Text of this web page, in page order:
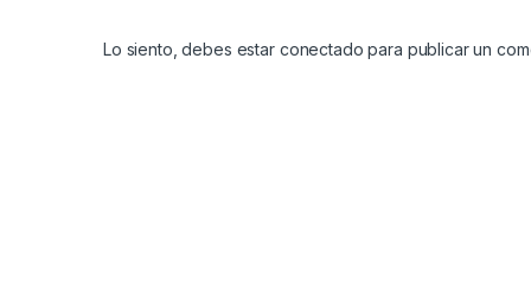
Lo siento, debes estar conectado para publicar un